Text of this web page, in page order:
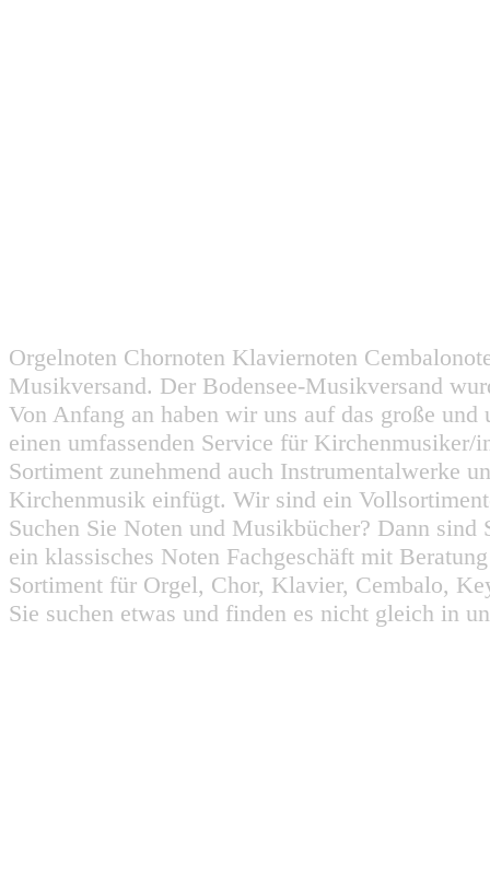
Orgelnoten Chornoten Klaviernoten
Musikversand. Der Bodensee-Musikversand
Von Anfang an haben wir uns auf das große
einen umfassenden Service für
Sortiment zunehmend auch Instrumentalwerke
Kirchenmusik einfügt. Wir sind ein
Suchen Sie Noten und Musikbücher? Dann
ein klassisches Noten Fachgeschäft mit
Sortiment für Orgel, Chor, Klavier, Cembalo,
Sie suchen etwas und finden es nicht gleich in